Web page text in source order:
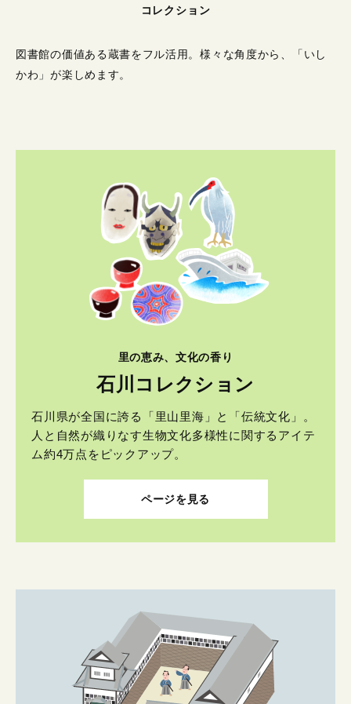
コレクション
図書館の価値ある蔵書をフル活用。様々な角度から、「いし
かわ」が楽しめます。
里の恵み、文化の香り
石川コレクション
石川県が全国に誇る「里山里海」と「伝統文化」。
人と自然が織りなす生物文化多様性に関するアイテ
ム約4万点をピックアップ。
ページを見る